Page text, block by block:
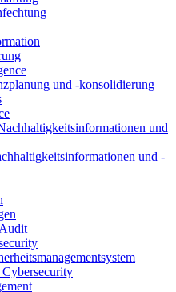
und -konsolidierung
und
und -